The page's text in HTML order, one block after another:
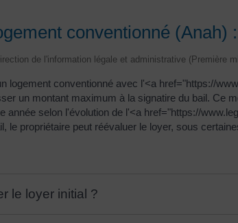
conventionné
de l'information légale et administrative (Première
logement conventionné avec l'<a href="https://
un montant maximum à la signatire du bail. Ce
année selon l'évolution de l'<a href="https://
le propriétaire peut réévaluer le loyer, sous
le loyer initial ?